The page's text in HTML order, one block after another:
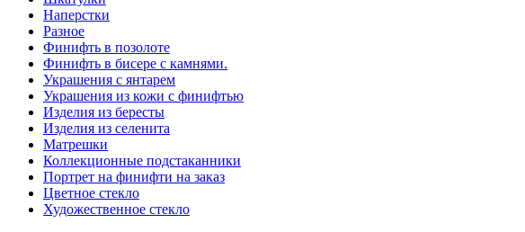
Наперстки
Разное
Финифть в позолоте
Финифть в бисере с камнями.
Украшения с янтарем
Украшения из кожи с финифтью
Изделия из бересты
Изделия из селенита
Матрешки
Коллекционные подстаканники
Портрет на финифти на заказ
Цветное стекло
Художественное стекло